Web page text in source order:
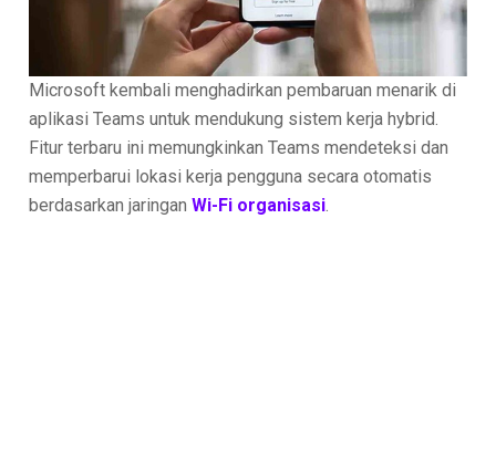
Microsoft kembali menghadirkan pembaruan menarik di
aplikasi Teams untuk mendukung sistem kerja hybrid.
Fitur terbaru ini memungkinkan Teams mendeteksi dan
memperbarui lokasi kerja pengguna secara otomatis
berdasarkan jaringanWi-Fi organisasi